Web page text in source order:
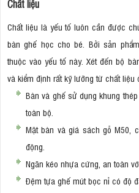
Chất liệu
Chất liệu là yếu tố luôn cần được
bàn ghế học cho bé. Bởi sản
thuộc vào yếu tố này. Xét đến bộ
và kiểm định rất kỹ lưỡng từ chất liệu
Bàn và ghế sử dụng khung
toàn bộ.
Mặt bàn và giá sách gỗ M50,
động.
Ngăn kéo nhựa cứng, an toàn
Đệm tựa ghế mút bọc nỉ có độ